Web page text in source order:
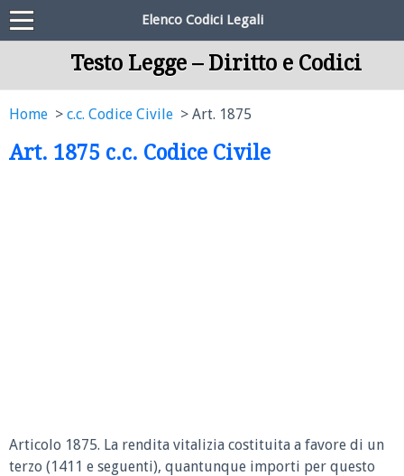
Elenco Codici Legali
Testo Legge – Diritto e Codici
Home c.c. Codice Civile Art. 1875
Art. 1875 c.c. Codice Civile
Articolo 1875. La rendita vitalizia costituita a favore di un
terzo (1411 e seguenti), quantunque importi per questo